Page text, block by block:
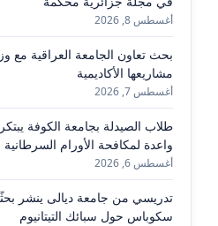
أغسطس 8, 2026
بحث تعاون الجامعة العراقية مع
مشاريعها الأكاديمية
أغسطس 7, 2026
طلاب الصيدلة بجامعة الكوفة
واعدة لمكافحة الأورام السرطانية
أغسطس 6, 2026
تدريسي من جامعة ديالى ينشر
سكوباس حول سبائك التيتانيوم